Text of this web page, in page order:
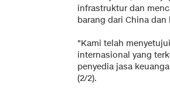
infrastruktur dan
barang dari China
"Kami telah
internasional yang
penyedia jasa
(2/2).